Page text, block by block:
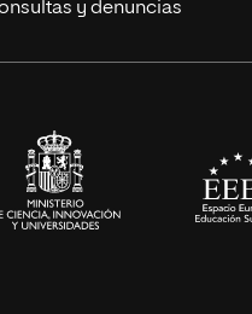
y denuncias